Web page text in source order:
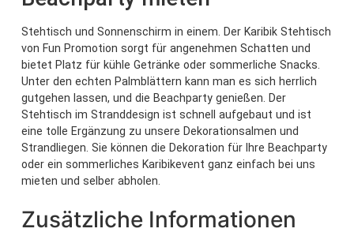
Stehtisch und Sonnenschirm in einem. Der Karibik Stehtisch
von Fun Promotion sorgt für angenehmen Schatten und
bietet Platz für kühle Getränke oder sommerliche Snacks.
Unter den echten Palmblättern kann man es sich herrlich
gutgehen lassen, und die Beachparty genießen. Der
Stehtisch im Stranddesign ist schnell aufgebaut und ist
eine tolle Ergänzung zu unsere Dekorationsalmen und
Strandliegen. Sie können die Dekoration für Ihre Beachparty
oder ein sommerliches Karibikevent ganz einfach bei uns
mieten und selber abholen.
Zusätzliche Informationen